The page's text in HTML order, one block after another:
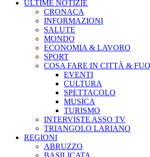
ULTIME NOTIZIE
CRONACA
INFORMAZIONI
SALUTE
MONDO
ECONOMIA & LAVORO
SPORT
COSA FARE IN CITTÀ &
EVENTI
CULTURA
SPETTACOLO
MUSICA
TURISMO
INTERVISTE ASSO TV
TRIANGOLO LARIANO
REGIONI
ABRUZZO
BASILICATA